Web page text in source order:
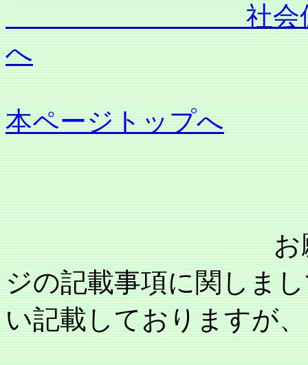
社会保険労務
へ
本ページトップへ
お願い：当事
ジの記載事項に関しま
い記載しておりますが、